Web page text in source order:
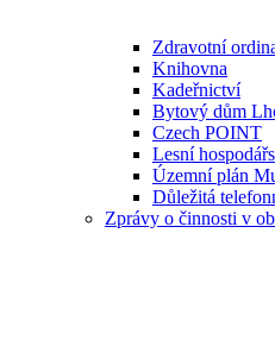
Zdravotní
Knihovna
Kadeřnictví
Bytový dům
Czech POINT
Lesní
Územní plán
Důležitá
Zprávy o činnosti v